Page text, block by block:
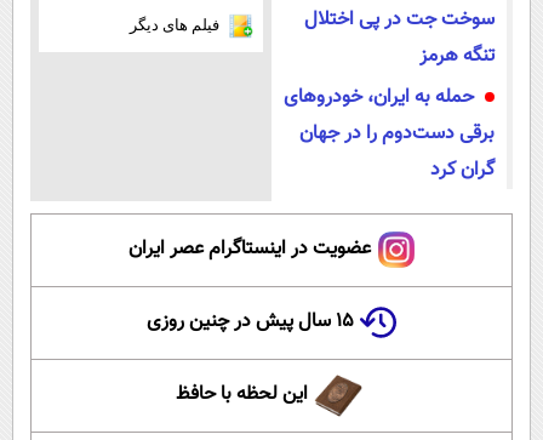
سوخت جت در پی اختلال
تنگه هرمز
حمله به ایران، خودروهای
برقی دست‌دوم را در جهان
گران کرد
فیلم های دیگر
عضویت در اینستاگرام عصر ایران
۱۵ سال پیش در چنین روزی
این لحظه با حافظ